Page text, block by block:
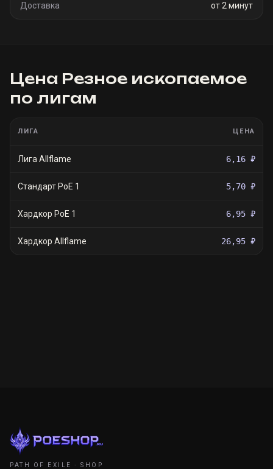
Доставка от 2 минут
Цена Резное ископаемое
по лигам
ЛИГА ЦЕНА
Лига Allflame 6,16 ₽
Стандарт PoE 1 5,70 ₽
Хардкор PoE 1 6,95 ₽
Хардкор Allflame 26,95 ₽
PATH OF EXILE · SHOP